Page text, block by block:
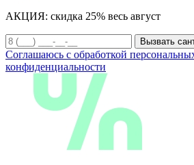
АКЦИЯ: скидка 25% весь август
Вызвать
Соглашаюсь с обработкой
конфиденциальности